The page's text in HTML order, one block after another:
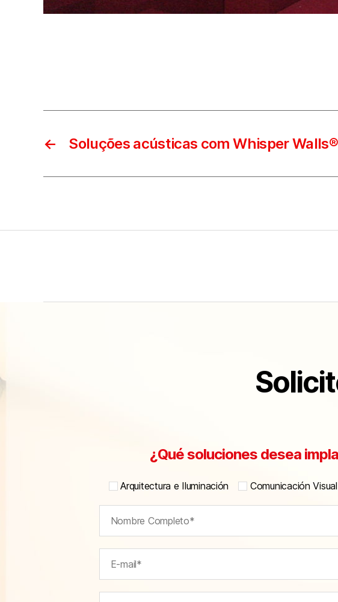
← Soluções acústicas com Whisper Walls®
¿Qué soluciones desea
Arquitectura e Iluminación Comunicación Visual